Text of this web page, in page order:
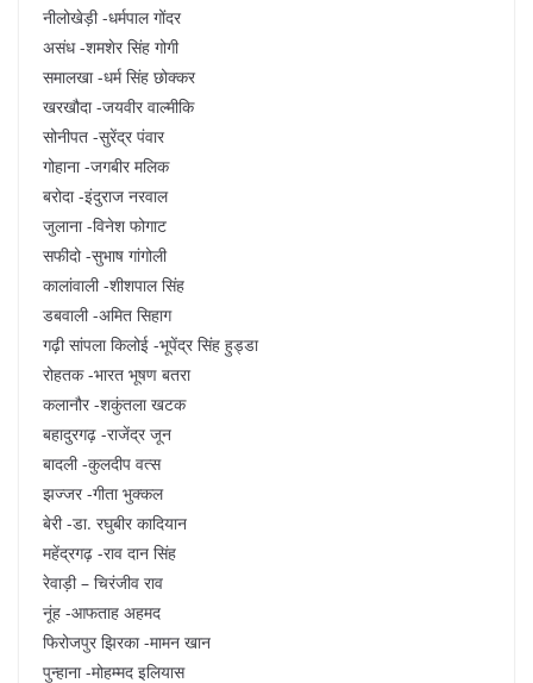
नीलोखेड़ी -धर्मपाल गोंदर
असंध -शमशेर सिंह गोगी
समालखा -धर्म सिंह छोक्कर
खरखौदा -जयवीर वाल्मीकि
सोनीपत -सुरेंद्र पंवार
गोहाना -जगबीर मलिक
बरोदा -इंदुराज नरवाल
जुलाना -विनेश फोगाट
सफीदो -सुभाष गांगोली
कालांवाली -शीशपाल सिंह
डबवाली -अमित सिहाग
गढ़ी सांपला किलोई -भूपेंद्र सिंह हुड्डा
रोहतक -भारत भूषण बतरा
कलानौर -शकुंतला खटक
बहादुरगढ़ -राजेंद्र जून
बादली -कुलदीप वत्स
झज्जर -गीता भुक्कल
बेरी -डा. रघुबीर कादियान
महेंद्रगढ़ -राव दान सिंह
रेवाड़ी – चिरंजीव राव
नूंह -आफताह अहमद
फिरोजपुर झिरका -मामन खान
पुन्हाना -मोहम्मद इलियास